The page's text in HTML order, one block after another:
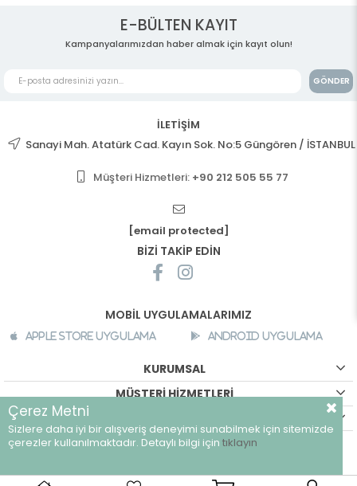
E-BÜLTEN KAYIT
Kampanyalarımızdan haber almak için kayıt olun!
GÖNDER
İLETİŞİM
Sanayi Mah. Atatürk Cad. Kayın Sok. No:5 Güngören / İSTANBUL
Müşteri Hizmetleri: +90 212 505 55 77
[email protected]
BİZİ TAKİP EDİN
MOBİL UYGULAMALARIMIZ
Apple Store Uygulama Android Uygulama
KURUMSAL
MÜŞTERİ HİZMETLERİ
©breeze.com.tr - Tüm hakları saklıdır.
Çerez Metni
Sizlere daha iyi bir alışveriş deneyimi sunabilmek için sitemizde
çerezler kullanılmaktadır. Detaylı bilgi için tıklayın